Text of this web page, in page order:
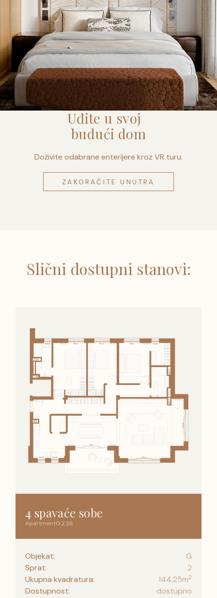
Uđite u svoj
budući dom
Doživite odabrane enterijere kroz VR turu.
ZAKORAČITE UNUTRA
Slični dostupni stanovi:
4 spavaće sobe
ApartmentG.2.S6
Objekat:
G
Sprat:
2
Ukupna kvadratura:
144.25m2
Dostupnost: dostupno